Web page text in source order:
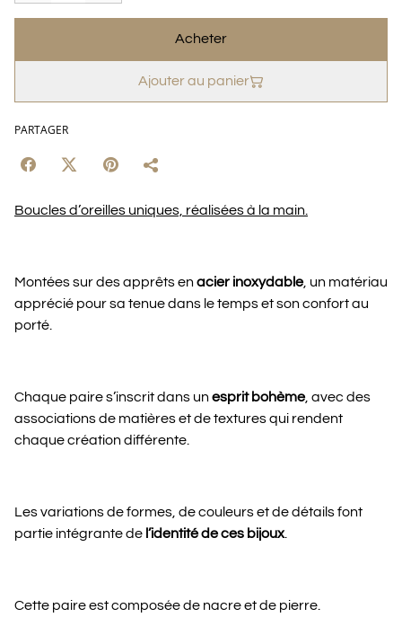
Acheter
Ajouter au panier
PARTAGER
Boucles d’oreilles uniques, réalisées à la main.
Montées sur des apprêts enacier inoxydable, un matériau
apprécié pour sa tenue dans le temps et son confort au
porté.
Chaque paire s’inscrit dans unesprit bohème, avec des
associations de matières et de textures qui rendent
chaque création différente.
Les variations de formes, de couleurs et de détails font
partie intégrante de l’identité de ces bijoux.
Cette paire est composée de nacre et de pierre.